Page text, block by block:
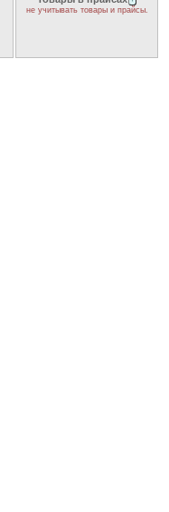
не учитывать товары и прайсы.